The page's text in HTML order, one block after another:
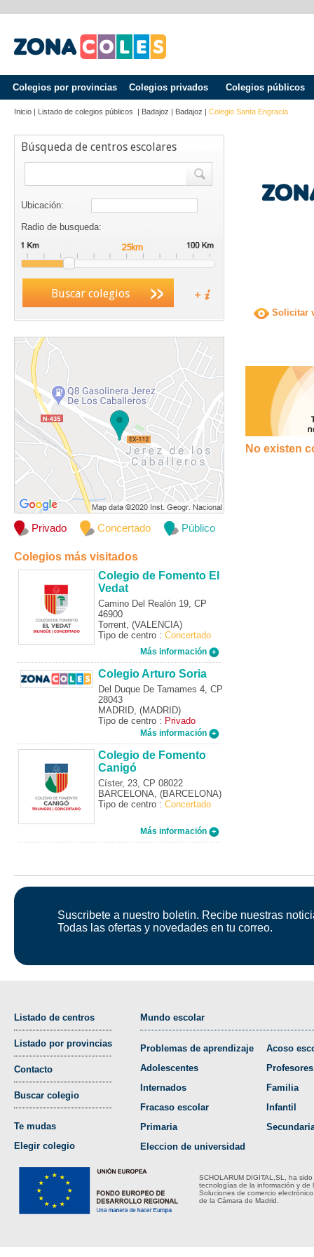
Colegios por provincias Colegios privados Colegios públicos
Inicio | Listado de colegios públicos | Badajoz | Badajoz | Colegio Santa Engracia
Búsqueda de centros escolares
Ubicación:
Radio de busqueda:
Buscar colegios
Privado Concertado Público
Colegios más visitados
Colegio de Fomento El
Vedat
Camino Del Realón 19, CP
46900
Torrent, (VALENCIA)
Tipo de centro : Concertado
Más información
Colegio Arturo Soria
Del Duque De Tamames 4, CP
28043
MADRID, (MADRID)
Tipo de centro : Privado
Más información
Colegio de Fomento
Canigó
Císter, 23, CP 08022
BARCELONA, (BARCELONA)
Tipo de centro : Concertado
Más información
Solicitar
No existen
Suscribete a nuestro boletin. Recibe nuestras
Todas las ofertas y novedades en tu correo.
Listado de centros
Listado por provincias
Contacto
Buscar colegio
Te mudas
Elegir colegio
Mundo escolar
Problemas de aprendizaje
Adolescentes
Internados
Fracaso escolar
Primaria
Eleccion de universidad
Acoso
Profesores
Familia
Infantil
SCHOLARUM DIGITAL,SL, ha
tecnologías de la información y de
Soluciones de comercio
de la Cámara de Madrid.